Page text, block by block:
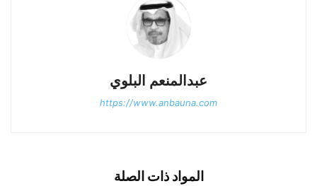
عبدالمنعم البلوي
https://www.anbauna.com
المواد ذات الصلة